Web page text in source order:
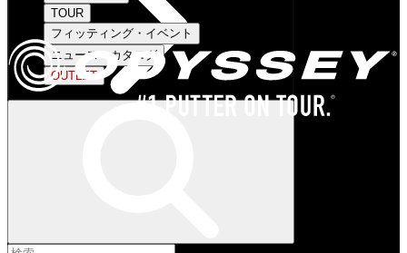
TOUR
フィッティング・イベント
ニュース・カタログ
OUTLET